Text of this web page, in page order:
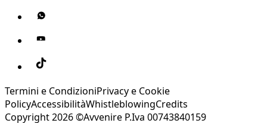
Termini e CondizioniPrivacy e Cookie
PolicyAccessibilitàWhistleblowingCredits
Copyright 2026 ©Avvenire P.Iva 00743840159